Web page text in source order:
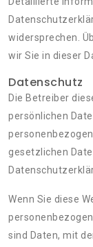
widersprechen.
wir Sie in dieser
Datenschutz
Die Betreiber
persönlichen
gesetzlichen
Wenn Sie diese
sind Daten, mit